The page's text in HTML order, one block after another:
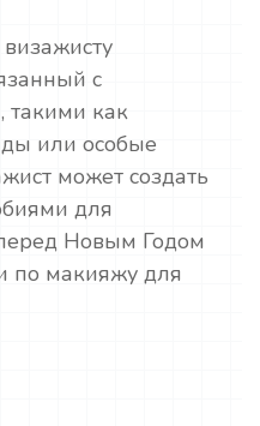
с
такими как
или особые
может создать
для
Новым Годом
по макияжу для